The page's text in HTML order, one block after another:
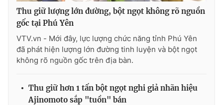
THỜI BÁO VTV
Theo dõi báo trên
Thu giữ lượng lớn đường, bột ngọt không rõ nguồn
gốc tại Phú Yên
VTV.vn - Mới đây, lực lượng chức năng tỉnh Phú Yên
đã phát hiện lượng lớn đường tinh luyện và bột ngọt
không rõ nguồn gốc trên địa bàn.
Thu giữ hơn 1 tấn bột ngọt nghi giả nhãn hiệu
Ajinomoto sắp "tuồn" bán